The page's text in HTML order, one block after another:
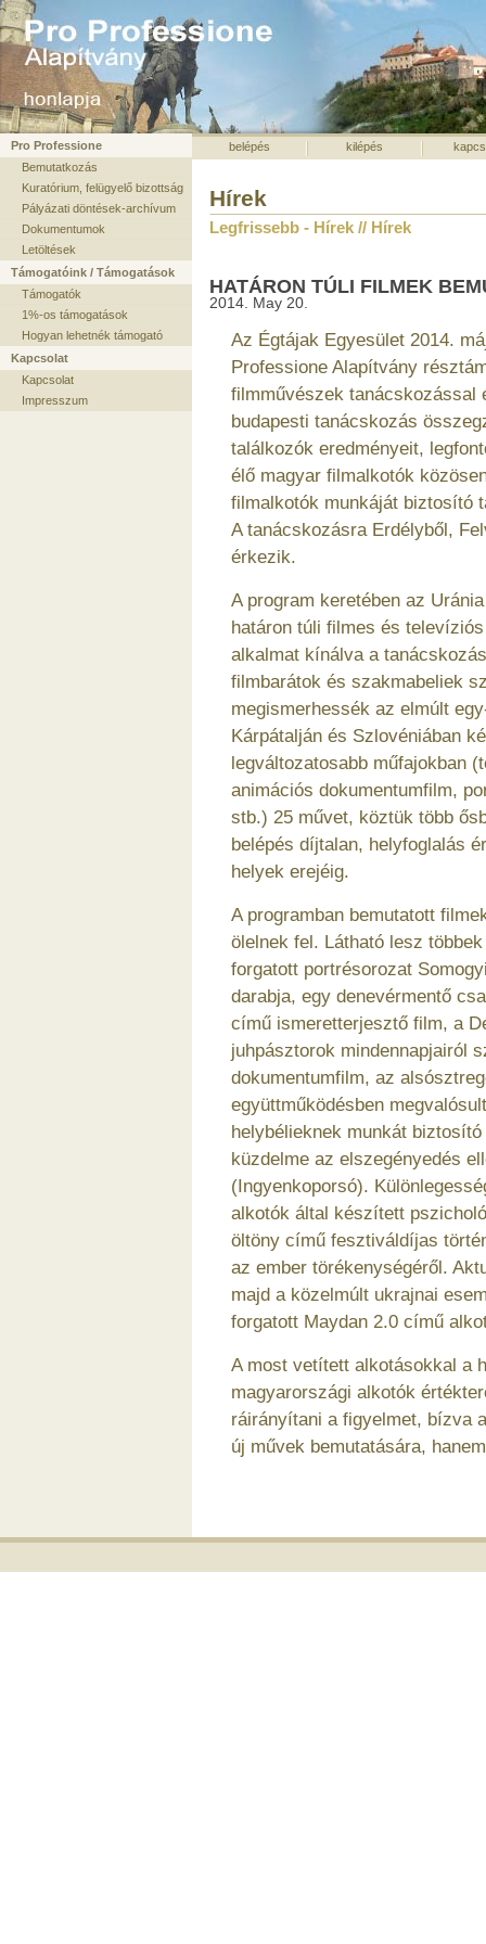
Pro Professione
Bemutatkozás
Kuratórium, felügyelő bizottság
Pályázati döntések-archívum
Dokumentumok
Letöltések
Támogatóink / Támogatások
Támogatók
1%-os támogatások
Hogyan lehetnék támogató
Kapcsolat
Kapcsolat
Impresszum
belépés kilépés
Hírek
Legfrissebb - Hírek // Hírek
HATÁRON TÚLI FILMEK
2014. May 20.
Az Égtájak Egyesület 2014.
Professione Alapítvány
filmművészek tanácskozással
budapesti tanácskozás
találkozók eredményeit,
élő magyar filmalkotók
filmalkotók munkáját biztosító
A tanácskozásra Erdélyből,
érkezik.
A program keretében az
határon túli filmes és
alkalmat kínálva a
filmbarátok és szakmabeliek
megismerhessék az elmúlt
Kárpátalján és Szlovéniában
legváltozatosabb műfajokban
animációs dokumentumfilm,
stb.) 25 művet, köztük több
belépés díjtalan, helyfoglalás
helyek erejéig.
A programban bemutatott
ölelnek fel. Látható lesz
forgatott portrésorozat
darabja, egy denevérmentő
című ismeretterjesztő film, a
juhpásztorok mindennapjairól
dokumentumfilm, az
együttműködésben
helybélieknek munkát
küzdelme az elszegényedés
(Ingyenkoporsó).
alkotók által készített
öltöny című fesztiváldíjas
az ember törékenységéről.
majd a közelmúlt ukrajnai
forgatott Maydan 2.0 című
A most vetített alkotásokkal a
magyarországi alkotók
ráirányítani a figyelmet, bízva
új művek bemutatására,